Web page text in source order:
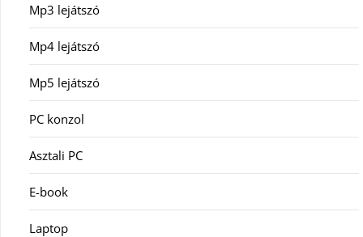
Mp3 lejátszó
Mp4 lejátszó
Mp5 lejátszó
PC konzol
Asztali PC
E-book
Laptop